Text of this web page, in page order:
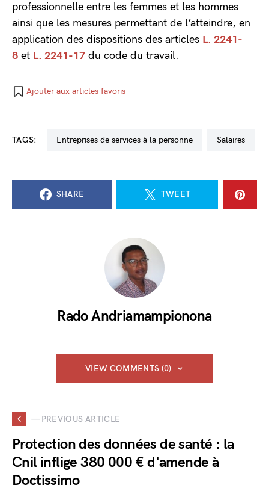
professionnelle entre les femmes et les hommes
ainsi que les mesures permettant de l’atteindre, en
application des dispositions des articles L. 2241-
8 et L. 2241-17 du code du travail.
Ajouter aux articles favoris
TAGS: entreprises de services à la personne salaires
SHARE TWEET
Rado Andriamampionona
VIEW COMMENTS (0)
— PREVIOUS ARTICLE
Protection des données de santé : la
Cnil inflige 380 000 € d'amende à
Doctissimo